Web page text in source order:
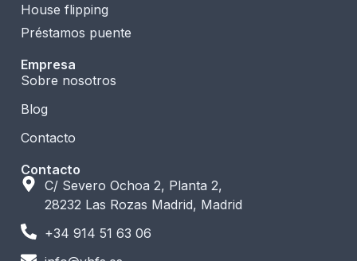
House flipping
Préstamos puente
Empresa
Sobre nosotros
Blog
Contacto
Contacto
C/ Severo Ochoa 2, Planta 2,
28232 Las Rozas Madrid, Madrid
+34 914 51 63 06